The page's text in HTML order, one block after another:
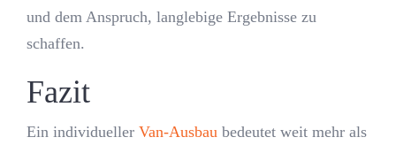
und dem Anspruch, langlebige Ergebnisse zu
schaffen.
Fazit
Ein individueller Van-Ausbau bedeutet weit mehr als